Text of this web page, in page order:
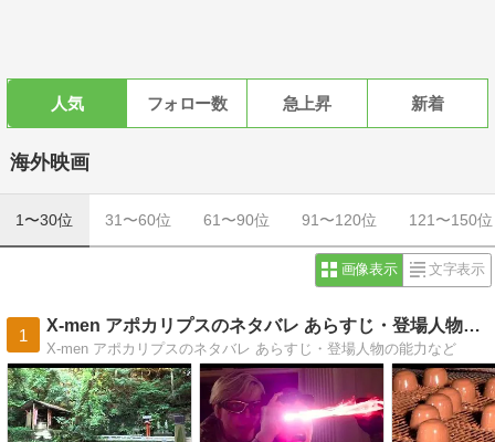
人気 フォロー数 急上昇 新着
海外映画
1〜30位 31〜60位 61〜90位 91〜120位 121〜150位
画像表示 文字表示
1
X-men アポカリプスのネタバレ あらすじ・登場人物の能力
X-men アポカリプスのネタバレ あらすじ・登場人物の能力など